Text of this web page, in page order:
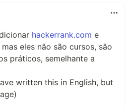
hackerrank.com e
mas eles não são cursos, são
práticos, semelhante a
written this in English, but